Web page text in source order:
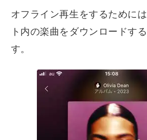
オフライン再生をするために
ト内の楽曲をダウンロードす
す。